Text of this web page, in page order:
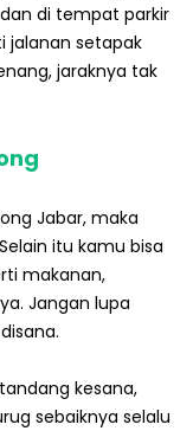
di tempat parkir
jalanan setapak
jaraknya tak
Jabar, maka
itu kamu bisa
makanan,
Jangan lupa
kesana,
sebaiknya selalu